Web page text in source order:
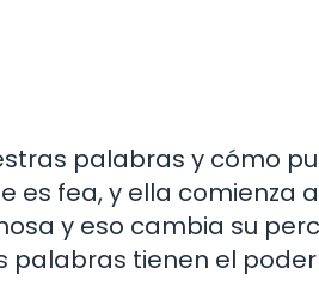
palabras y cómo
es fea, y ella comienza
y eso cambia su
palabras tienen el